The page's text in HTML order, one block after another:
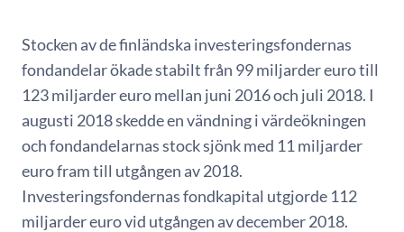
Stocken av de finländska investeringsfondernas
fondandelar ökade stabilt från 99 miljarder euro till
123 miljarder euro mellan juni 2016 och juli 2018. I
augusti 2018 skedde en vändning i värdeökningen
och fondandelarnas stock sjönk med 11 miljarder
euro fram till utgången av 2018.
Investeringsfondernas fondkapital utgjorde 112
miljarder euro vid utgången av december 2018.